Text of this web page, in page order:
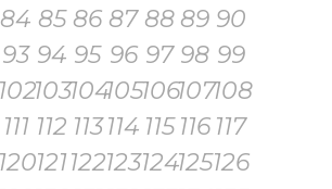
84 85 86 87 88 89 90
93 94 95 96 97 98 99
102103104105106107108
111 112 113 114 115 116 117
120121122123124125126